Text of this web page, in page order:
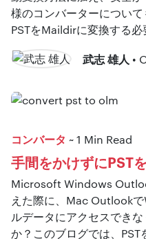
様のコンバーターについ
PSTをMaildirに変換する必
武志 雄人 •
コンバータ ~ 1 Min Read
手間をかけずにPST
Microsoft Windows
えた際に、Mac Outlook
ルデータにアクセスでき
か？このブログでは、